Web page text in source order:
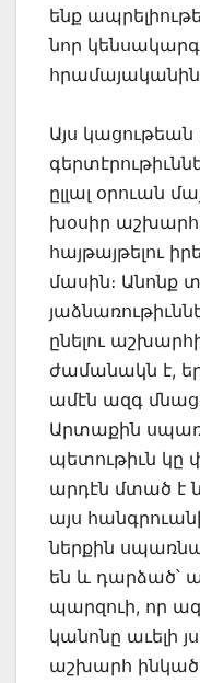
ենք
նոր
Այս կացութեան
ըլլալ օրուան
խօսիր
հայթայթելու
մասին։ Անոնք
ընելու
ժամանակն է,
ամէն ազգ
Արտաքին
պետութիւն կը
արդէն մտած է
այս
ներքին
են և դարձած՝
պարզուի, որ
կանոնը աւելի
աշխարհ ինկած